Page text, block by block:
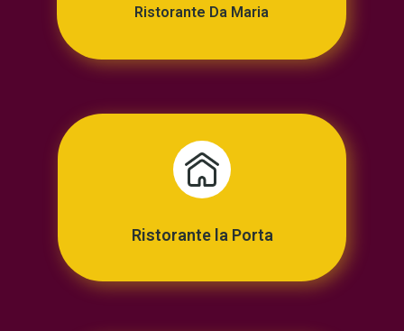
Ristorante Da Maria
Ristorante la Porta